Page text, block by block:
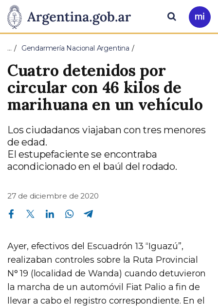
Presidencia
de
la
Nación
Pasar al contenido principal
Ir
a
Buscar
… Gendarmería Nacional Argentina
Cuatro detenidos por
circular con 46 kilos de
marihuana en un vehículo
Los ciudadanos viajaban con tres menores
de edad.
El estupefaciente se encontraba
acondicionado en el baúl del rodado.
27 de diciembre de 2020
Compartir en Facebook Compartir en Twitter Compartir en Linkedin Compartir en Whatsapp
Ayer, efectivos del Escuadrón 13 “Iguazú”,
realizaban controles sobre la Ruta Provincial
N° 19 (localidad de Wanda) cuando detuvieron
la marcha de un automóvil Fiat Palio a fin de
llevar a cabo el registro correspondiente. En el